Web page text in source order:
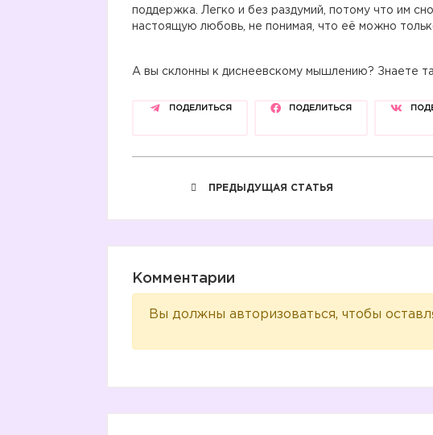
поддержка. Легко и без раздумий, потому что им
настоящую любовь, не понимая, что её можно
А вы склонны к диснеевскому мышлению? Знаете
ПОДЕЛИТЬСЯ ПОДЕЛИТЬСЯ
ПРЕДЫДУЩАЯ СТАТЬЯ
Комментарии
Вы должны авторизоваться, чтобы